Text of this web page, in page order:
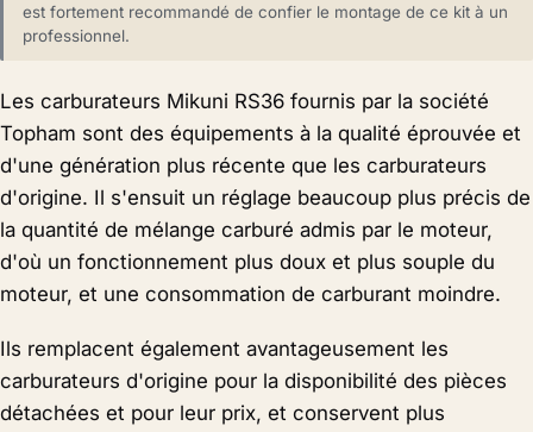
est fortement recommandé de confier le montage de ce kit à un
professionnel.
Les carburateurs Mikuni RS36 fournis par la société
Topham sont des équipements à la qualité éprouvée et
d'une génération plus récente que les carburateurs
d'origine. Il s'ensuit un réglage beaucoup plus précis de
la quantité de mélange carburé admis par le moteur,
d'où un fonctionnement plus doux et plus souple du
moteur, et une consommation de carburant moindre.
Ils remplacent également avantageusement les
carburateurs d'origine pour la disponibilité des pièces
détachées et pour leur prix, et conservent plus